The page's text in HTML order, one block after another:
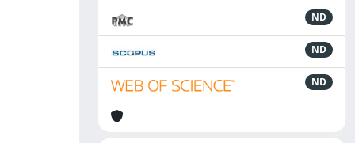
ND
ND
ND